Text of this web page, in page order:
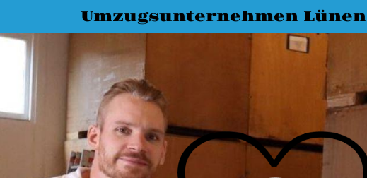
Umzugsunternehmen Lünen